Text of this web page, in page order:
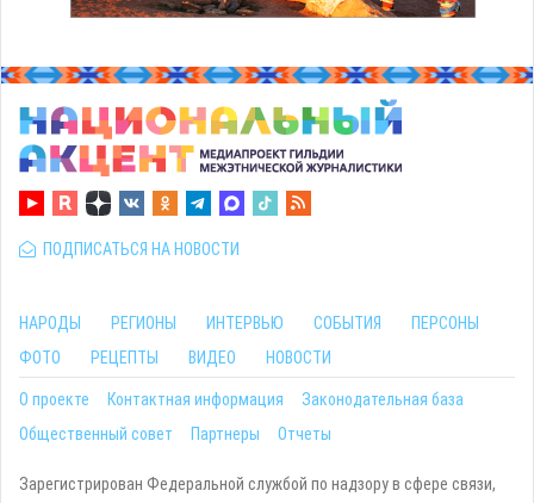
ПОДПИСАТЬСЯ НА НОВОСТИ
НАРОДЫ РЕГИОНЫ ИНТЕРВЬЮ СОБЫТИЯ
ПЕРСОНЫ
ФОТО
РЕЦЕПТЫ ВИДЕО НОВОСТИ
О проекте Контактная информация
Законодательная база
Общественный совет
Партнеры Отчеты
Зарегистрирован Федеральной службой по надзору в сфере связи,